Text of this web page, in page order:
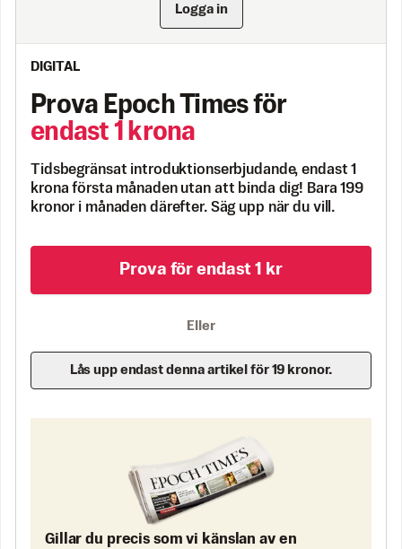
Logga in
DIGITAL
Prova Epoch Times för
endast 1 krona
Tidsbegränsat introduktionserbjudande, endast 1
krona första månaden utan att binda dig! Bara 199
kronor i månaden därefter. Säg upp när du vill.
Prova för endast 1 kr
Eller
Lås upp endast denna artikel för 19 kronor.
Gillar du precis som vi känslan av en